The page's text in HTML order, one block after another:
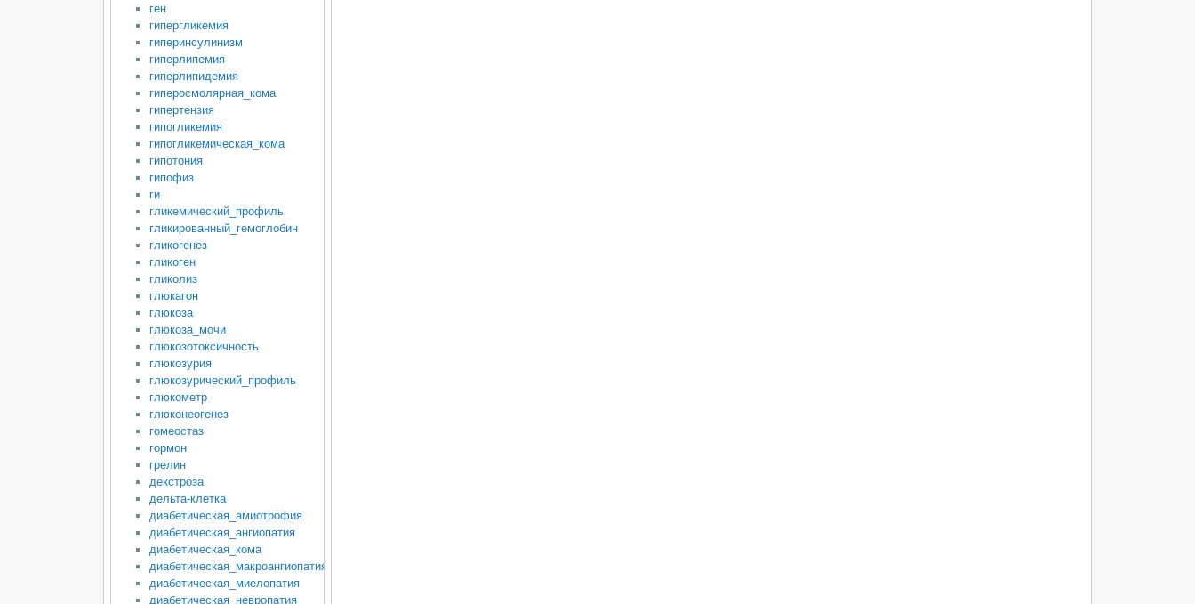
ген
гипергликемия
гиперинсулинизм
гиперлипемия
гиперлипидемия
гиперосмолярная_кома
гипертензия
гипогликемия
гипогликемическая_кома
гипотония
гипофиз
ги
гликемический_профиль
гликированный_гемоглобин
гликогенез
гликоген
гликолиз
глюкагон
глюкоза
глюкоза_мочи
глюкозотоксичность
глюкозурия
глюкозурический_профиль
глюкометр
глюконеогенез
гомеостаз
гормон
грелин
декстроза
дельта-клетка
диабетическая_амиотрофия
диабетическая_ангиопатия
диабетическая_кома
диабетическая_макроангиопатия
диабетическая_миелопатия
диабетическая_невропатия